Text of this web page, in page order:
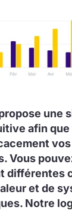
une
afin
Vous
différentes
et de
Notre